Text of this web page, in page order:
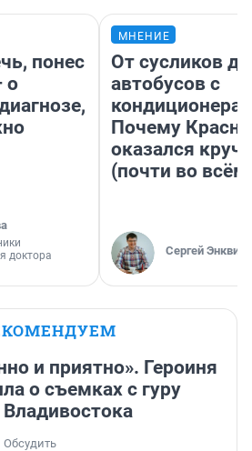
понес
о
доктора
МНЕНИЕ
От сусликов до
автобусов с
Почему
оказался
(почти во
Сергей Энквист
и приятно». Героиня
о съемках с гуру
Обсудить